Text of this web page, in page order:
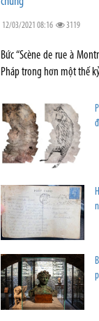
12/03/2021 08:16 3119
Bức “Scène de rue à
Pháp trong hơn một thế